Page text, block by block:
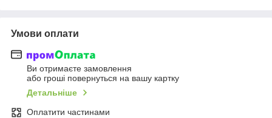
Умови оплати
Ви отримаєте замовлення
або гроші повернуться на вашу картку
Детальніше
Оплатити частинами